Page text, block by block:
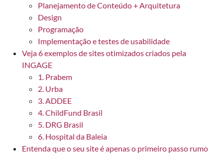
Planejamento de Conteúdo + Arquitetura
Design
Programação
Implementação e testes de usabilidade
Veja 6 exemplos de sites otimizados criados pela
INGAGE
1. Prabem
2. Urba
3. ADDEE
4. ChildFund Brasil
5. DRG Brasil
6. Hospital da Baleia
Entenda que o seu site é apenas o primeiro passo rumo